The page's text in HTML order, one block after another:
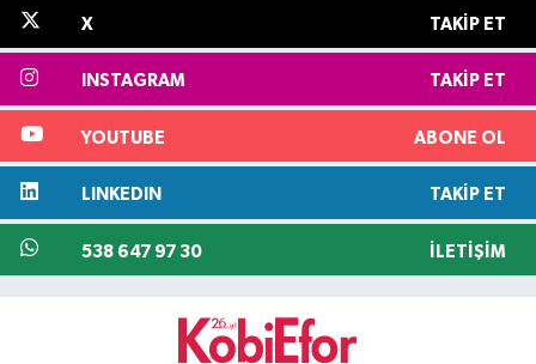
X TAKIP ET
INSTAGRAM TAKIP ET
YOUTUBE ABONE OL
LINKEDIN TAKIP ET
538 647 97 30 İLETIŞIM